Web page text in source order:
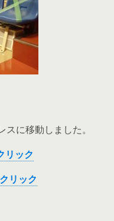
に移動しました。
リ ック
クリック